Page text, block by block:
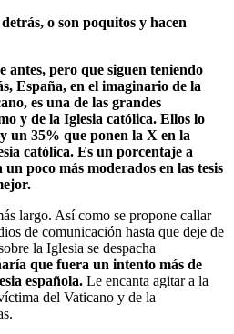
o son poquitos y hacen
antes, pero que siguen teniendo
España, en el imaginario de la
es una de las grandes
y de la Iglesia católica. Ellos lo
un 35% que ponen la X en la
católica. Es un porcentaje a
poco más moderados en las tesis
largo. Así como se propone callar
de comunicación hasta que deje de
la Iglesia se despacha
que fuera un intento más de
española. Le encanta agitar a la
del Vaticano y de la